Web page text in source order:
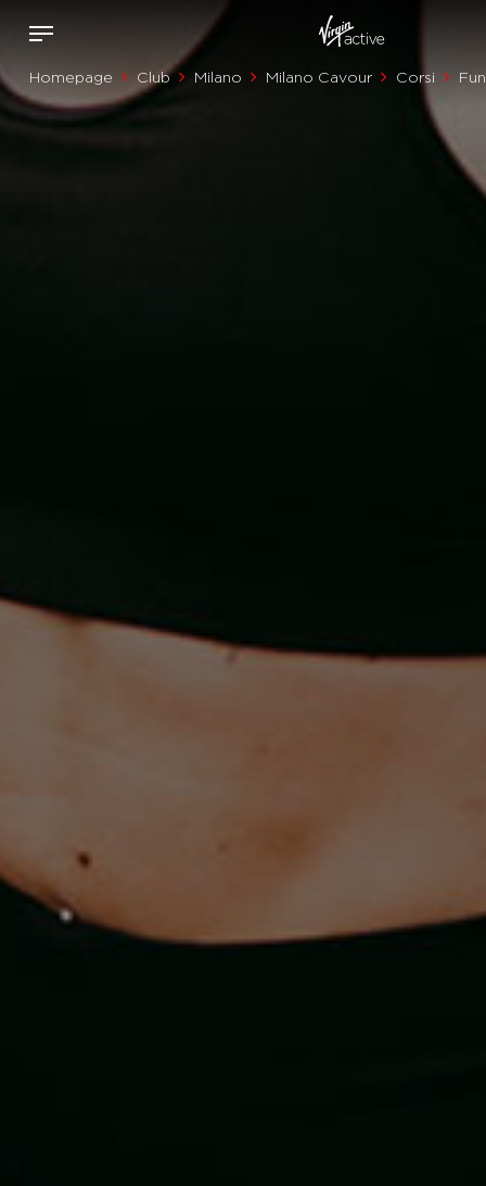
Homepage Club Milano Milano Cavour Corsi